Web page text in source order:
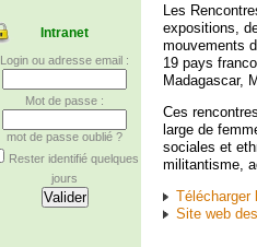
Intranet
Login ou adresse email :
Mot de passe :
mot de passe oublié ?
Rester identifié quelques
jours
Les
expositions,
mouvements
19 pays
Madagascar,
Ces
large de
sociales et
militantisme,
Télécharger
Site web